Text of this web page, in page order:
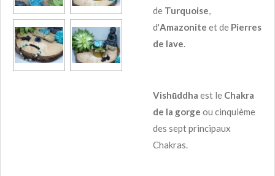
de Turquoise,
d'Amazonite et de Pierres
de lave.
Vishūddha est le Chakra
de la gorge ou cinquième
des sept principaux
Chakras.